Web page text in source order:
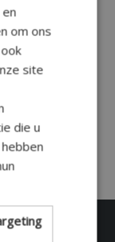
de stappen
veilige en
die op
om ons
site
die u